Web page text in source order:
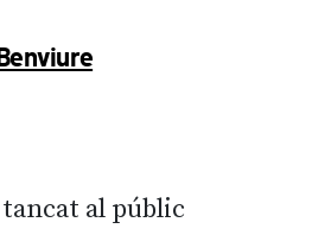
al públic